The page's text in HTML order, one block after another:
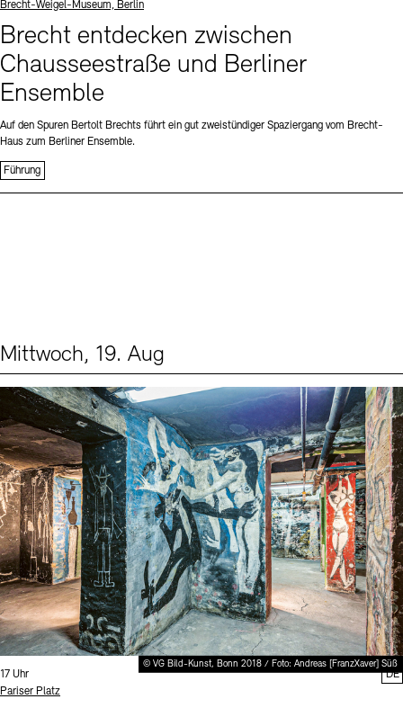
Standort
Brecht-Weigel-Museum, Berlin
Brecht entdecken zwischen
Chausseestraße und Berliner
Ensemble
Auf den Spuren Bertolt Brechts führt ein gut zweistündiger Spaziergang vom Brecht-
Haus zum Berliner Ensemble.
Führung
Mittwoch, 19. Aug
© VG Bild-Kunst, Bonn 2018 / Foto: Andreas [FranzXaver] Süß
Uhrzeit:
17 Uhr
Standort
Pariser Platz
DE